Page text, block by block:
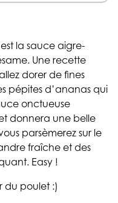
la sauce aigre-
Une recette
dorer de fines
pépites d’ananas qui
onctueuse
donnera une belle
parsèmerez sur le
fraîche et des
Easy !
du poulet :)